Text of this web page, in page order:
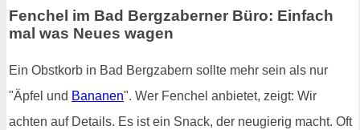
Fenchel im Bad Bergzaberner Büro: Einfach
mal was Neues wagen
Ein Obstkorb in Bad Bergzabern sollte mehr sein als nur
"Äpfel und Bananen". Wer Fenchel anbietet, zeigt: Wir
achten auf Details. Es ist ein Snack, der neugierig macht. Oft